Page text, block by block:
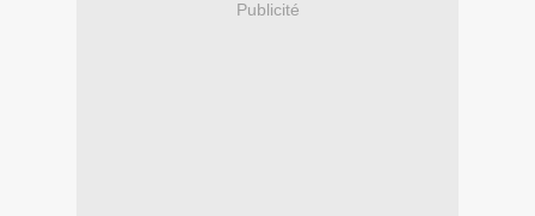
Publicité